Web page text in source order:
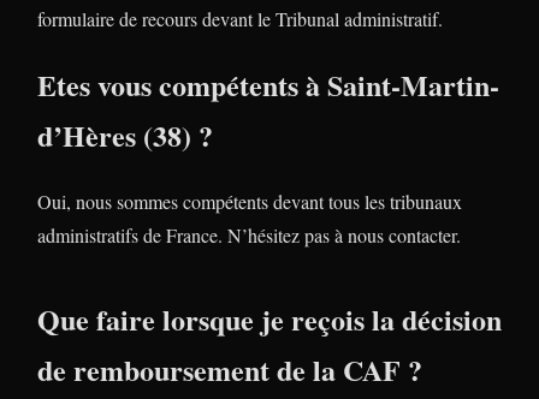
formulaire de recours devant le Tribunal administratif.
Etes vous compétents à Saint-Martin-
d’Hères (38) ?
Oui, nous sommes compétents devant tous les tribunaux
administratifs de France. N’hésitez pas à nous contacter.
Que faire lorsque je reçois la décision
de remboursement de la CAF ?